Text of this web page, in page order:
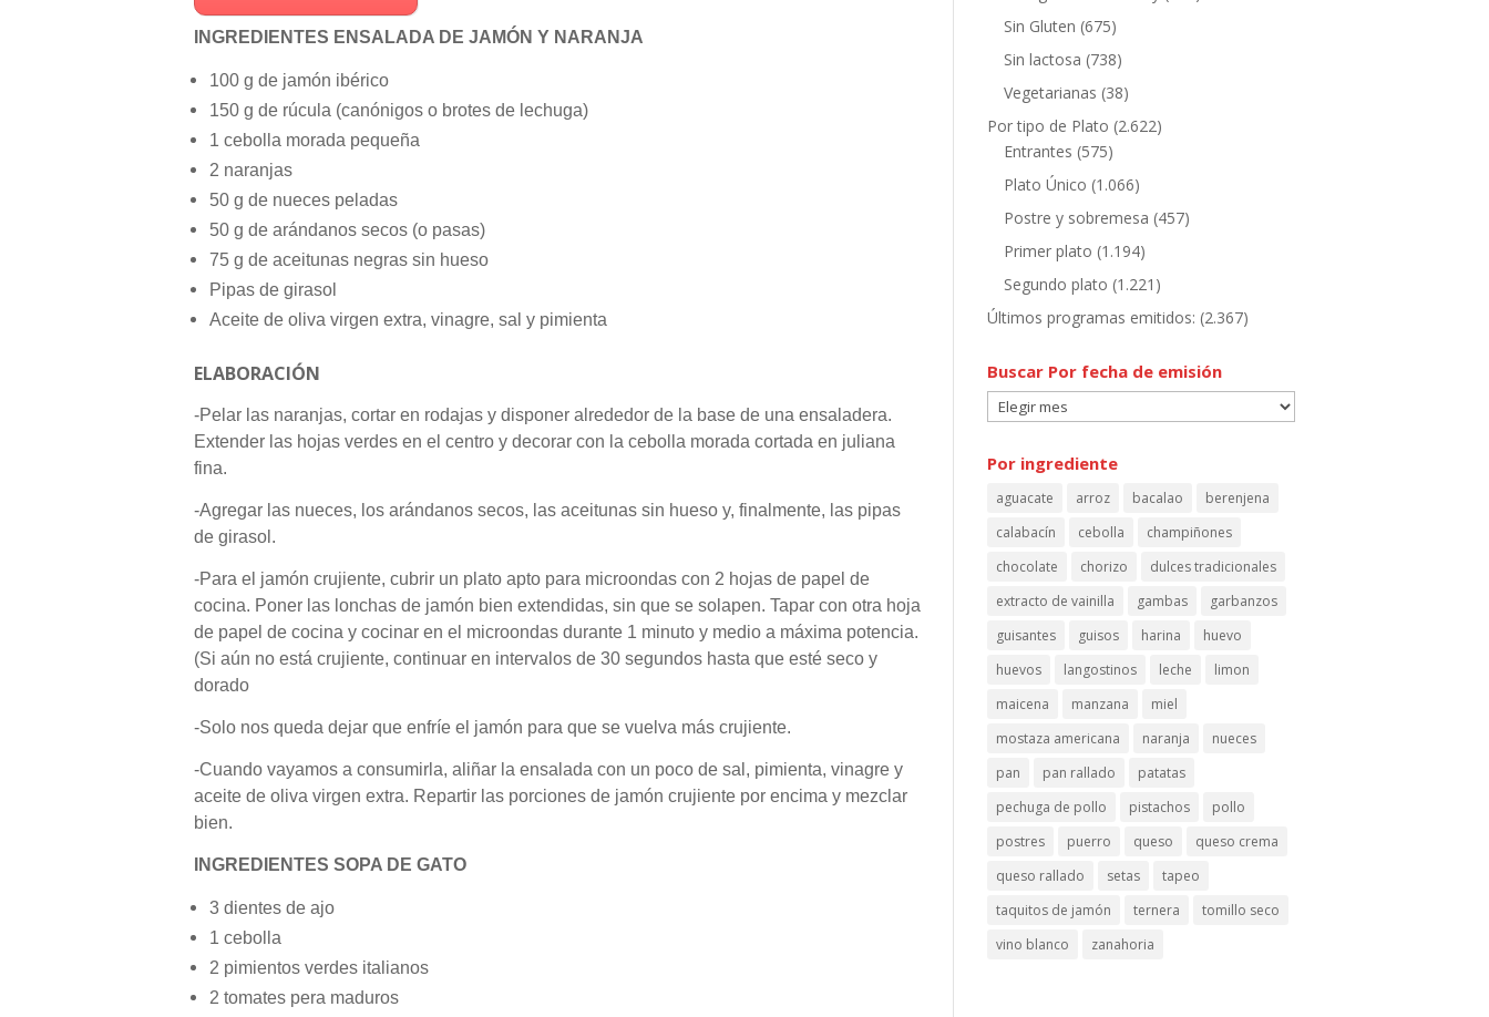
INGREDIENTES ENSALADA DE JAMÓN Y NARANJA
100 g de jamón ibérico
150 g de rúcula (canónigos o brotes de lechuga)
1 cebolla morada pequeña
2 naranjas
50 g de nueces peladas
50 g de arándanos secos (o pasas)
75 g de aceitunas negras sin hueso
Pipas de girasol
Aceite de oliva virgen extra, vinagre, sal y pimienta
ELABORACIÓN
-Pelar las naranjas, cortar en rodajas y disponer alrededor de la base de una ensaladera.
Extender las hojas verdes en el centro y decorar con la cebolla morada cortada en juliana
fina.
-Agregar las nueces, los arándanos secos, las aceitunas sin hueso y, finalmente, las pipas
de girasol.
-Para el jamón crujiente, cubrir un plato apto para microondas con 2 hojas de papel de
cocina. Poner las lonchas de jamón bien extendidas, sin que se solapen. Tapar con otra hoja
de papel de cocina y cocinar en el microondas durante 1 minuto y medio a máxima potencia.
(Si aún no está crujiente, continuar en intervalos de 30 segundos hasta que esté seco y
dorado
-Solo nos queda dejar que enfríe el jamón para que se vuelva más crujiente.
-Cuando vayamos a consumirla, aliñar la ensalada con un poco de sal, pimienta, vinagre y
aceite de oliva virgen extra. Repartir las porciones de jamón crujiente por encima y mezclar
bien.
INGREDIENTES SOPA DE GATO
3 dientes de ajo
1 cebolla
2 pimientos verdes italianos
2 tomates pera maduros
Sin Gluten (675)
Sin lactosa (738)
Vegetarianas (38)
Por tipo de Plato (2.622)
Entrantes (575)
Plato Único (1.066)
Postre y sobremesa (457)
Primer plato (1.194)
Segundo plato (1.221)
Últimos programas emitidos: (2.367)
Buscar Por fecha de emisión
Buscar
Por
fecha
emisión
Por ingrediente
aguacate arroz bacalao
berenjena
calabacín
cebolla
champiñones
chocolate
chorizo
dulces tradicionales
extracto de vainilla
gambas
garbanzos
guisantes
guisos harina
huevo
huevos
langostinos leche
limon
maicena
manzana
miel
mostaza americana
naranja
nueces
pan
pan rallado
patatas
pechuga de pollo
pistachos
pollo
postres
puerro queso
queso crema
queso rallado
setas
tapeo
taquitos de jamón
ternera
tomillo seco
vino blanco
zanahoria